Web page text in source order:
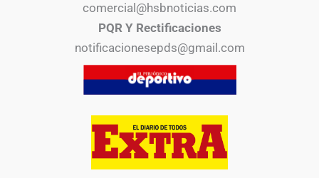
comercial@hsbnoticias.com
PQR Y Rectificaciones
notificacionesepds@gmail.com